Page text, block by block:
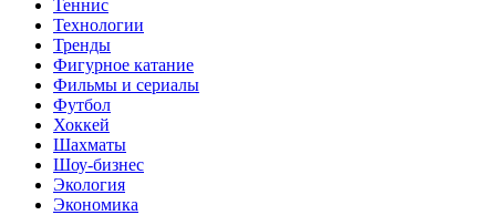
Теннис
Технологии
Тренды
Фигурное катание
Фильмы и сериалы
Футбол
Хоккей
Шахматы
Шоу-бизнес
Экология
Экономика